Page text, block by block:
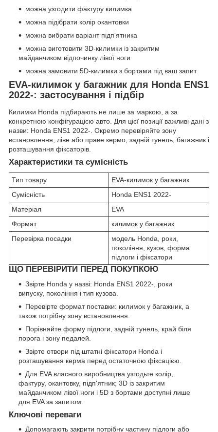
можна узгодити фактуру килимка
можна підібрати колір окантовки
можна вибрати варіант підп'ятника
можна виготовити 3D-килимки із закритим
майданчиком відпочинку лівої ноги
можна замовити 5D-килимки з бортами під ваш запит
EVA-килимок у багажник для Honda ENS1
2022-: застосування і підбір
Килимки Honda підбирають не лише за маркою, а за
конкретною конфігурацією авто. Для цієї позиції важливі дані з
назви: Honda ENS1 2022-. Окремо перевіряйте зону
встановлення, ліве або праве кермо, задній тунель, багажник і
розташування фіксаторів.
Характеристики та сумісність
Тип товару
EVA-килимок у багажник
Сумісність
Honda ENS1 2022-
Матеріал
EVA
Формат
килимок у багажник
Перевірка посадки
модель Honda, роки,
покоління, кузов, форма
підлоги і фіксатори
ЩО ПЕРЕВІРИТИ ПЕРЕД ПОКУПКОЮ
Звірте Honda у назві: Honda ENS1 2022-, роки
випуску, покоління і тип кузова.
Перевірте формат поставки: килимок у багажник, а
також потрібну зону встановлення.
Порівняйте форму підлоги, задній тунель, край біля
порога і зону педалей.
Звірте отвори під штатні фіксатори Honda і
розташування керма перед остаточною фіксацією.
Для EVA власного виробництва узгодьте колір,
фактуру, окантовку, підп'ятник; 3D із закритим
майданчиком лівої ноги і 5D з бортами доступні лише
для EVA за запитом.
Ключові переваги
Допомагають закрити потрібну частину підлоги або